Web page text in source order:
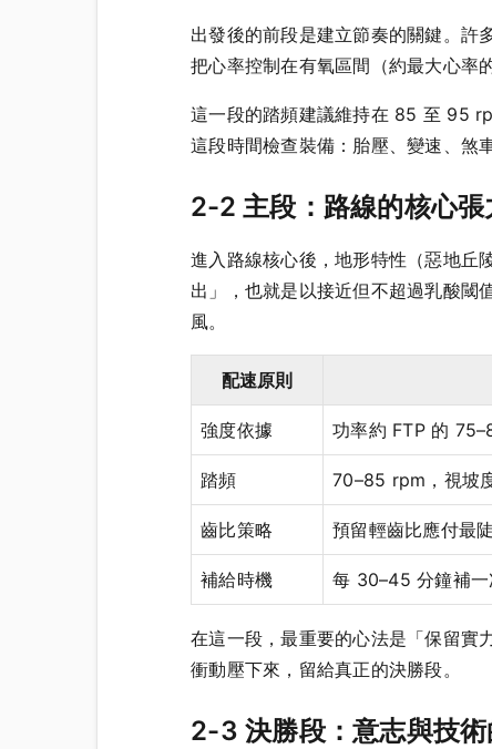
出發後的前段是建立節奏的關鍵。許
把心率控制在有氧區間（約最大心率
這一段的踏頻建議維持在 85 至 95
這段時間檢查裝備：胎壓、變速、煞
2-2 主段：路線的核心張
進入路線核心後，地形特性（惡地丘
出」，也就是以接近但不超過乳酸閾
風。
配速原則
強度依據 功率約 FTP 的
踏頻 70–85 rpm，視坡
齒比策略 預留輕齒比應付最
補給時機 每 30–45 分鐘補一
在這一段，最重要的心法是「保留實
衝動壓下來，留給真正的決勝段。
2-3 決勝段：意志與技術